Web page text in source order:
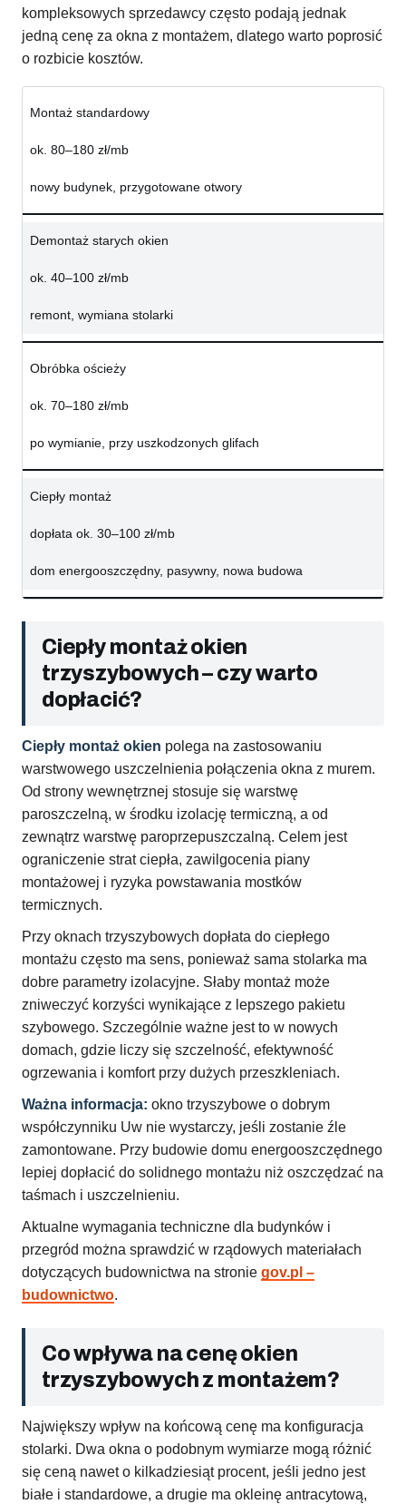
kompleksowych sprzedawcy często podają jednak
jedną cenę za okna z montażem, dlatego warto poprosić
o rozbicie kosztów.
Montaż standardowy
ok. 80–180 zł/mb
nowy budynek, przygotowane otwory
Demontaż starych okien
ok. 40–100 zł/mb
remont, wymiana stolarki
Obróbka ościeży
ok. 70–180 zł/mb
po wymianie, przy uszkodzonych glifach
Ciepły montaż
dopłata ok. 30–100 zł/mb
dom energooszczędny, pasywny, nowa budowa
Ciepły montaż okien
trzyszybowych – czy warto
dopłacić?
Ciepły montaż okien polega na zastosowaniu
warstwowego uszczelnienia połączenia okna z murem.
Od strony wewnętrznej stosuje się warstwę
paroszczelną, w środku izolację termiczną, a od
zewnątrz warstwę paroprzepuszczalną. Celem jest
ograniczenie strat ciepła, zawilgocenia piany
montażowej i ryzyka powstawania mostków
termicznych.
Przy oknach trzyszybowych dopłata do ciepłego
montażu często ma sens, ponieważ sama stolarka ma
dobre parametry izolacyjne. Słaby montaż może
zniweczyć korzyści wynikające z lepszego pakietu
szybowego. Szczególnie ważne jest to w nowych
domach, gdzie liczy się szczelność, efektywność
ogrzewania i komfort przy dużych przeszkleniach.
Ważna informacja: okno trzyszybowe o dobrym
współczynniku Uw nie wystarczy, jeśli zostanie źle
zamontowane. Przy budowie domu energooszczędnego
lepiej dopłacić do solidnego montażu niż oszczędzać na
taśmach i uszczelnieniu.
Aktualne wymagania techniczne dla budynków i
przegród można sprawdzić w rządowych materiałach
dotyczących budownictwa na stronie gov.pl –
budownictwo.
Co wpływa na cenę okien
trzyszybowych z montażem?
Największy wpływ na końcową cenę ma konfiguracja
stolarki. Dwa okna o podobnym wymiarze mogą różnić
się ceną nawet o kilkadziesiąt procent, jeśli jedno jest
białe i standardowe, a drugie ma okleinę antracytową,